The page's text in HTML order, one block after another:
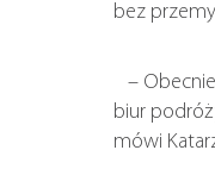
bez
–
biur
mówi